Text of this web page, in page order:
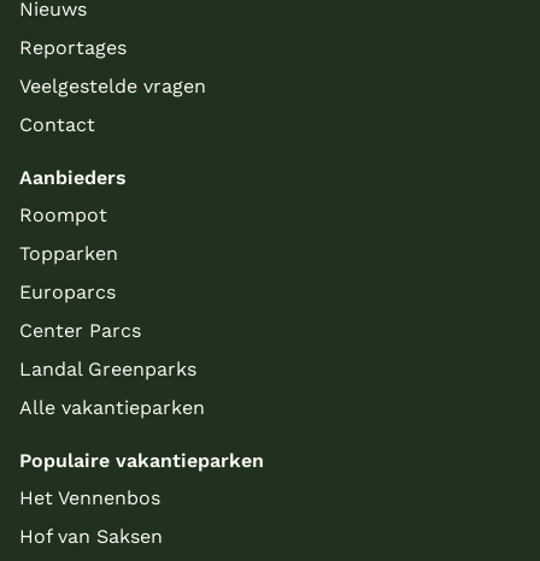
Nieuws
Reportages
Veelgestelde vragen
Contact
Aanbieders
Roompot
Topparken
Europarcs
Center Parcs
Landal Greenparks
Alle vakantieparken
Populaire vakantieparken
Het Vennenbos
Hof van Saksen